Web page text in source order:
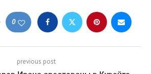
0
previous post